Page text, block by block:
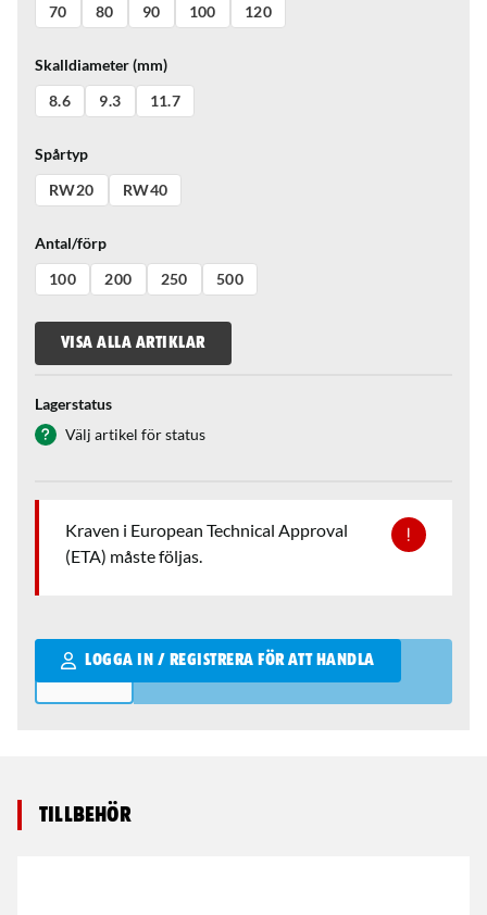
70
80 90 100 120
Skalldiameter (mm)
8.6
9.3 11.7
Spårtyp
RW20
RW40
Antal/förp
100
200 250 500
VISA ALLA ARTIKLAR
Lagerstatus
Välj artikel för status
Kraven i European Technical Approval
(ETA) måste följas.
LOGGA IN / REGISTRERA FÖR ATT HANDLA
Qantity
Tillbehör